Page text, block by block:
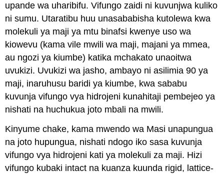
upande wa uharibifu. Vifungo zaidi ni kuvunjwa kuliko
ni sumu. Utaratibu huu unasababisha kutolewa kwa
molekuli ya maji ya mtu binafsi kwenye uso wa
kiowevu (kama vile mwili wa maji, majani ya mmea,
au ngozi ya kiumbe) katika mchakato unaoitwa
uvukizi. Uvukizi wa jasho, ambayo ni asilimia 90 ya
maji, inaruhusu baridi ya kiumbe, kwa sababu
kuvunja vifungo vya hidrojeni kunahitaji pembejeo ya
nishati na huchukua joto mbali na mwili.
Kinyume chake, kama mwendo wa Masi unapungua
na joto hupungua, nishati ndogo iko sasa kuvunja
vifungo vya hidrojeni kati ya molekuli za maji. Hizi
vifungo kubaki intact na kuanza kuunda rigid, lattice-